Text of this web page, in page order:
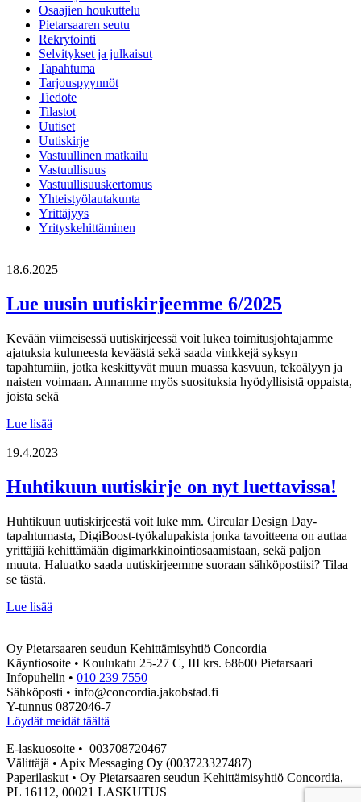
Osaajien houkuttelu
Pietarsaaren seutu
Rekrytointi
Selvitykset ja julkaisut
Tapahtuma
Tarjouspyynnöt
Tiedote
Tilastot
Uutiset
Uutiskirje
Vastuullinen matkailu
Vastuullisuus
Vastuullisuuskertomus
Yhteistyölautakunta
Yrittäjyys
Yrityskehittäminen
18.6.2025
Lue uusin uutiskirjeemme 6/2025
Kevään viimeisessä uutiskirjeessä voit lukea toimitusjohtajamme
ajatuksia kuluneesta keväästä sekä saada vinkkejä syksyn
tapahtumiin, jotka keskittyvät muun muassa kasvuun, tekoälyyn ja
naisten voimaan. Annamme myös suosituksia hyödyllisistä oppaista,
joista sekä
Lue lisää
uutiskirjeemme
19.4.2023
Huhtikuun uutiskirje on nyt luettavissa!
Huhtikuun uutiskirjeestä voit luke mm. Circular Design Day-
tapahtumasta, DigiBoost-työkalupakista jonka tavoitteena on auttaa
yrittäjiä kehittämään digimarkkinointiosaamistaan, sekä paljon
muuta. Haluatko saada uutiskirjeemme suoraan sähköpostiisi? Tilaa
se tästä.
Lue lisää
nyt
luettavissa!
Oy Pietarsaaren seudun Kehittämisyhtiö Concordia
Käyntiosoite • Koulukatu 25-27 C, III krs. 68600 Pietarsaari
Infopuhelin • 010 239 7550
Sähköposti • info@concordia.jakobstad.fi
Y-tunnus 0872046-7
Löydät meidät täältä
E-laskuosoite • 003708720467
Välittäjä • Apix Messaging Oy (003723327487)
Paperilaskut • Oy Pietarsaaren seudun Kehittämisyhtiö Concordia,
PL 16112, 00021 LASKUTUS